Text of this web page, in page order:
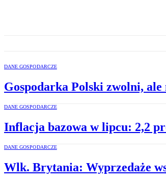
DANE GOSPODARCZE
Gospodarka Polski zwolni,
DANE GOSPODARCZE
Inflacja bazowa w lipcu: 2,2
DANE GOSPODARCZE
Wlk. Brytania: Wyprzedaże